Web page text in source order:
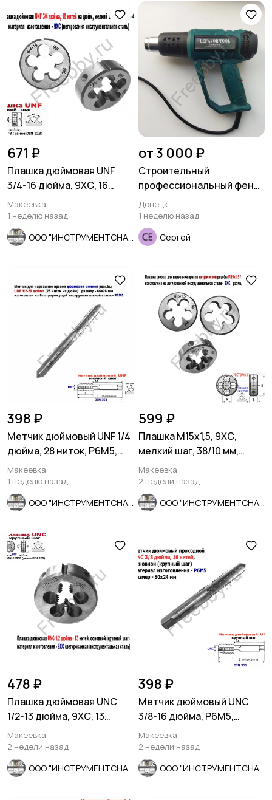
материалы и
оснастка
671 ₽
Плашка дюймовая UNF
3/4-16 дюйма, 9ХС, 16
нитей, мелкий шаг, 45/14
мм
Макеевка
1 неделю назад
от 3 000 ₽
Строительный
профессиональный фен
2000 Вт.
Донецк
1 неделю назад
Сергей
398 ₽
Метчик дюймовый UNF 1/4
дюйма, 28 ниток, Р6М5,
мелкий шаг, 66/26 мм.
Макеевка
1 неделю назад
599 ₽
Плашка М15х1,5, 9ХС,
мелкий шаг, 38/10 мм,
ГОСТ 7740-71
Макеевка
2 недели назад
478 ₽
Плашка дюймовая UNC
1/2-13 дюйма, 9ХС, 13
ниток, 38/14 мм, DIN 223
Макеевка
2 недели назад
398 ₽
Метчик дюймовый UNC
3/8-16 дюйма, Р6М5,
штучный, 16 ниток 80/24
мм.
Макеевка
2 недели назад